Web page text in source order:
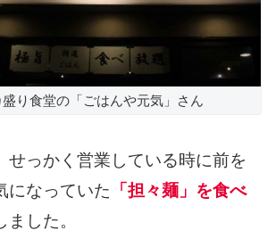
り食堂の「ごはんや元気」さん
せっかく営業している時に前を
になっていた 「担々麺」を食べ
ました。